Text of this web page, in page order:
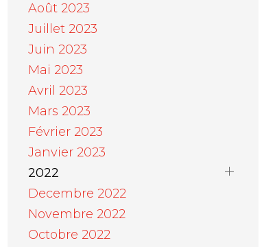
Août 2023
Juillet 2023
Juin 2023
Mai 2023
Avril 2023
Mars 2023
Février 2023
Janvier 2023
2022
Decembre 2022
Novembre 2022
Octobre 2022